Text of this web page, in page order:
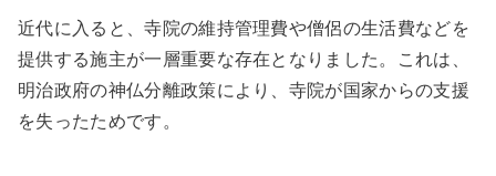
近代に入ると、寺院の維持管理費や僧侶の生活費などを
提供する施主が一層重要な存在となりました。これは、
明治政府の神仏分離政策により、寺院が国家からの支援
を失ったためです。